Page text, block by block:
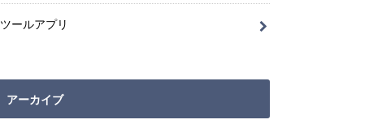
ツールアプリ
アーカイブ